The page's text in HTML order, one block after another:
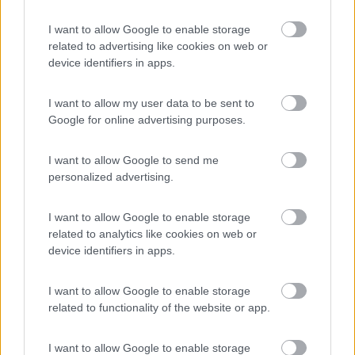
I want to allow Google to enable storage
related to advertising like cookies on web or
device identifiers in apps.
I want to allow my user data to be sent to
Google for online advertising purposes.
I want to allow Google to send me
personalized advertising.
I want to allow Google to enable storage
related to analytics like cookies on web or
device identifiers in apps.
I want to allow Google to enable storage
related to functionality of the website or app.
I want to allow Google to enable storage
Calcola che lo scooter salendo x la rampa è inclinato quindi non
ha problemi a salire. .. devi vedere l'altezza utile all'Interno del
gavone. .. io sto aspettando un ixeo time 710 e l'altezza interna
poco peso (circa 100kg) E un'altezza a manubrio di 109 cm
nessuna notte è cos' lunga da non permettere al sole di risorgere
Renatai
In risposta al messaggio dipassistascalatoredel14/01/2018alle
16:16:37
problemi a salire. .. devi vedere l'altezza utile all'Interno del gavone. .. io
sto aspettando un ixeo time 710 e l'altezza interna è 113 cm circa. ... io
sto seguendo il suzuki address, 110 cc poco peso (circa 100kg) E
A questo non avevo pensato! Grazie per la dritta e... auguri per